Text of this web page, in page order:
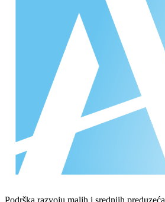
Podrška razvoju malih i srednjih preduzeća